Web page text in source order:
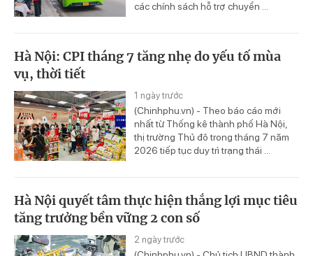
các chính sách hỗ trợ chuyển ...
Hà Nội: CPI tháng 7 tăng nhẹ do yếu tố mùa
vụ, thời tiết
1 ngày trước
(Chinhphu.vn) - Theo báo cáo mới
nhất từ Thống kê thành phố Hà Nội,
thị trường Thủ đô trong tháng 7 năm
2026 tiếp tục duy trì trạng thái ...
Hà Nội quyết tâm thực hiện thắng lợi mục tiêu
tăng trưởng bền vững 2 con số
2 ngày trước